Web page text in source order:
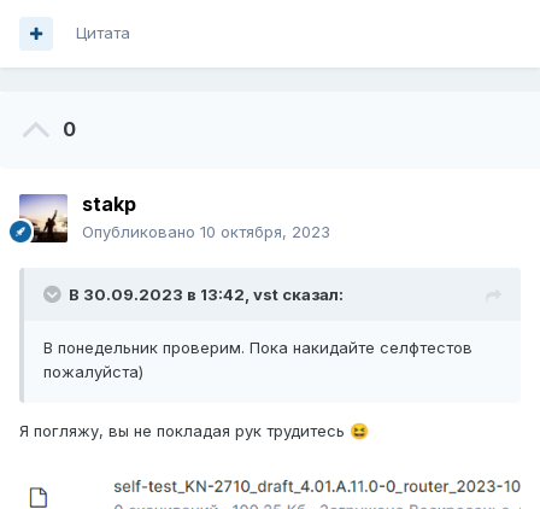
Цитата
0
stakp
Опубликовано 10 октября, 2023
В 30.09.2023 в 13:42, vst сказал:
В понедельник проверим. Пока накидайте селфтестов
пожалуйста)
Я погляжу, вы не покладая рук трудитесь 😆